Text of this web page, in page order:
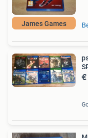
James Games